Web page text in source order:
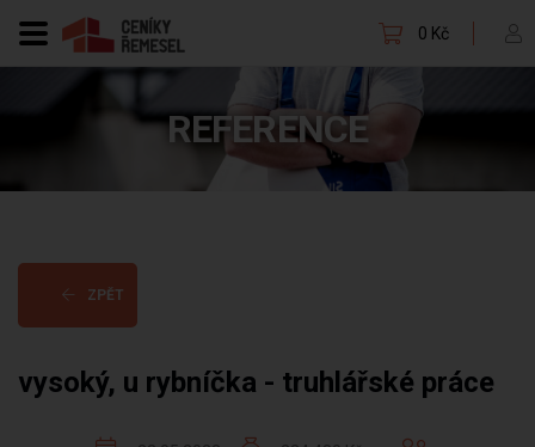
0 Kč
REFERENCE
ZPĚT
vysoký, u rybníčka - truhlářské práce